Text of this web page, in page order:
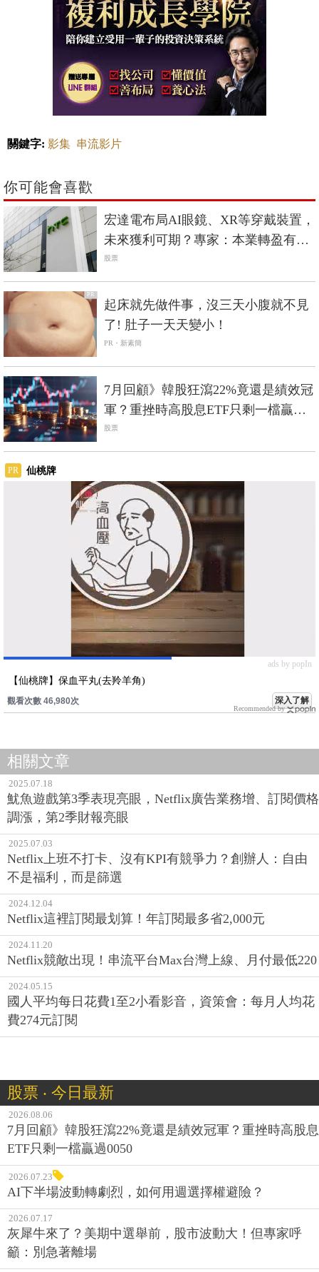
關鍵字: 影集 串流影片
你可能會喜歡
宏達電布局AI眼鏡、XR等穿戴裝置，
未來獲利可期？專家：本業轉盈有難
度
股票
PR
起床就先做件事，沒三天小腹就不見
了! 肚子一天天變小！
PR・新素簡
7月回顧》韓股狂瀉22%竟還是績效冠
軍？重挫時高股息ETF只剩一檔贏過
0050
股票
PR 仙桃牌
ads by popIn
【仙桃牌】保血平丸(去羚羊角)
觀看次數 46,980次 深入了解
Recommended by
相關文章
2025.07.18
魷魚遊戲第3季表現亮眼，Netflix廣告業務增、訂閱價格
調漲，第2季財報亮眼
2025.07.03
Netflix上班不打卡、沒有KPI有競爭力？創辦人：自由
不是福利，而是篩選
2024.12.04
Netflix這裡訂閱最划算！年訂閱最多省2,000元
2024.11.20
Netflix競敵出現！串流平台Max台灣上線、月付最低220
2024.05.15
國人平均每日花費1至2小看影音，資策會：每月人均花
費274元訂閱
股票 ‧ 今日最新
2026.08.06
7月回顧》韓股狂瀉22%竟還是績效冠軍？重挫時高股息
ETF只剩一檔贏過0050
2026.07.23
AI下半場波動轉劇烈，如何用週選擇權避險？
2026.07.17
灰犀牛來了？美期中選舉前，股市波動大！但專家呼
籲：別急著離場